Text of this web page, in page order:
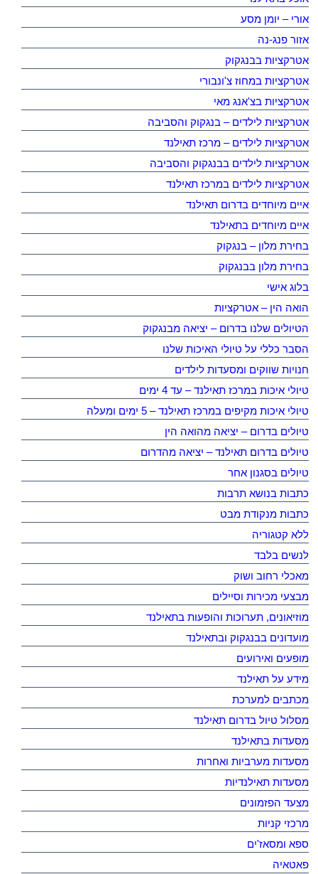
אורי – יומן מסע
אזור פנג-נה
אטרקציות בבנגקוק
אטרקציות במחוז צ'ונבורי
אטרקציות בצ'אנג מאי
אטרקציות לילדים – בנגקוק והסביבה
אטרקציות לילדים – מרכז תאילנד
אטרקציות לילדים בבנגקוק והסביבה
אטרקציות לילדים במרכז תאילנד
איים מיוחדים בדרום תאילנד
איים מיוחדים בתאילנד
בחירת מלון – בנגקוק
בחירת מלון בבנגקוק
בלוג אישי
הואה הין – אטרקציות
הטיולים שלנו בדרום – יציאה מבנגקוק
הסבר כללי על טיולי האיכות שלנו
חנויות שווקים ומסעדות לילדים
טיולי איכות במרכז תאילנד – עד 4 ימים
טיולי איכות מקיפים במרכז תאילנד – 5 ימים ומעלה
טיולים בדרום – יציאה מהואה הין
טיולים בדרום תאילנד – יציאה מהדרום
טיולים בסגנון אחר
כתבות בנושא תרבות
כתבות מנקודת מבט
ללא קטגוריה
לנשים בלבד
מאכלי רחוב ושוק
מבצעי מכירות וסיילים
מוזיאונים, תערוכות והופעות בתאילנד
מועדונים בבנגקוק ובתאילנד
מופעים ואירועים
מידע על תאילנד
מכתבים למערכת
מסלול טיול בדרום תאילנד
מסעדות בתאילנד
מסעדות מערביות ואחרות
מסעדות תאילנדיות
מצעד הפזמונים
מרכזי קניות
ספא ומסאז'ים
פאטאיה